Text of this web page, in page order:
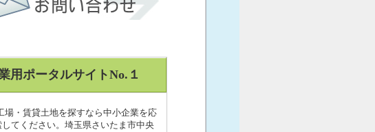
用ポータルサイトNo.１
場・賃貸土地を探すなら中小企業を応
てください。埼玉県さいたま市中央